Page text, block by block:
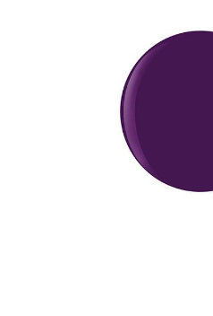
Tutoriales
Contacto